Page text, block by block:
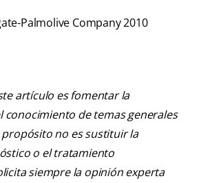
Palmolive Company 2010
artículo es fomentar la
conocimiento de temas generales
propósito no es sustituir la
o el tratamiento
siempre la opinión experta